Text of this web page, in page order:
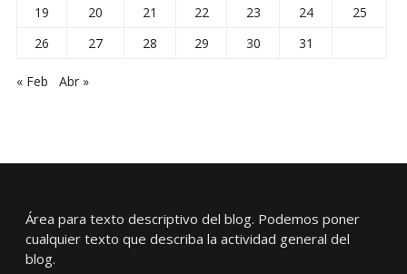
19
20 21 22 23 24
25
26
27 28 29 30 31
« Feb Abr »
Área para texto descriptivo del blog. Podemos poner
cualquier texto que describa la actividad general del
blog.